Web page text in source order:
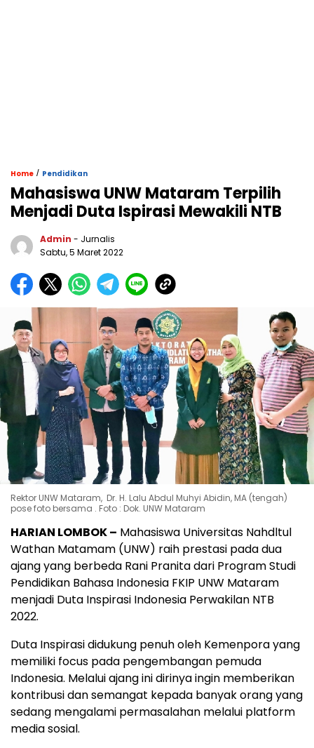
Home / Pendidikan
Mahasiswa UNW Mataram Terpilih
Menjadi Duta Ispirasi Mewakili NTB
Admin - Jurnalis
Sabtu, 5 Maret 2022
Rektor UNW Mataram, Dr. H. Lalu Abdul Muhyi Abidin, MA (tengah)
pose foto bersama . Foto : Dok. UNW Mataram
HARIAN LOMBOK – Mahasiswa Universitas Nahdltul
Wathan Matamam (UNW) raih prestasi pada dua
ajang yang berbeda Rani Pranita dari Program Studi
Pendidikan Bahasa Indonesia FKIP UNW Mataram
menjadi Duta Inspirasi Indonesia Perwakilan NTB
2022.
Duta Inspirasi didukung penuh oleh Kemenpora yang
memiliki focus pada pengembangan pemuda
Indonesia. Melalui ajang ini dirinya ingin memberikan
kontribusi dan semangat kepada banyak orang yang
sedang mengalami permasalahan melalui platform
media sosial.